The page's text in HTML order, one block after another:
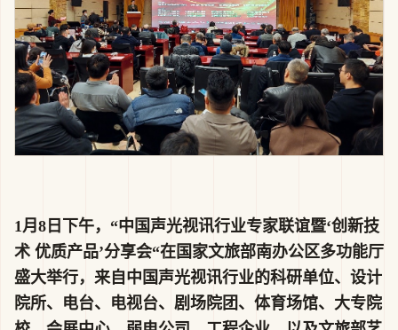
1月8日下午，“中国声光视讯行业专家联谊暨‘创新技
术 优质产品’分享会“在国家文旅部南办公区多功能厅
盛大举行，来自中国声光视讯行业的科研单位、设计
院所、电台、电视台、剧场院团、体育场馆、大专院